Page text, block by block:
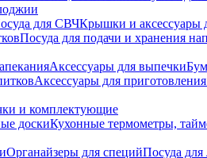
для СВЧКрышки и аксессуары
Посуда для подачи и хранения
Аксессуары для выпечки
Аксессуары для
и комплектующие
доскиКухонные термометры,
Органайзеры для специйПосуда для